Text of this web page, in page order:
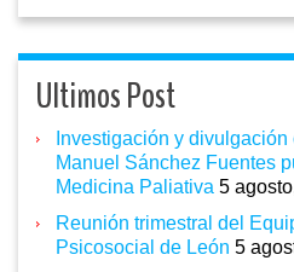
Ultimos Post
Investigación y
Manuel Sánchez Fuentes
Medicina Paliativa 5
Reunión trimestral del
Psicosocial de León 5